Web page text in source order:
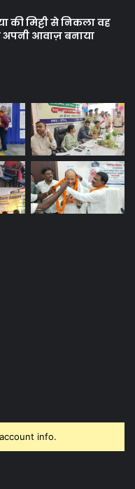
मिट्टी से निकला वह
अपनी आवाज़ बनाया
info.